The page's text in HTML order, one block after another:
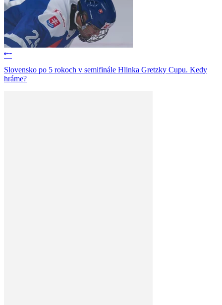
Slovensko po 5 rokoch v semifinále Hlinka Gretzky Cupu. Kedy
hráme?